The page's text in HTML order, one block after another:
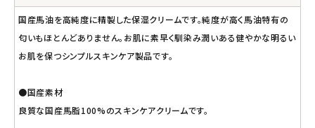
アカウント情報
ようこそ ゲスト 様
国産馬油を高純度に精製した保湿クリームです。純度が高く馬油特有の
匂いもほとんどありません。お肌に素早く馴染み潤いある健やかな明るい
お肌を保つシンプルスキンケア製品です。
●国産素材
良質な国産馬脂100%のスキンケアクリームです。